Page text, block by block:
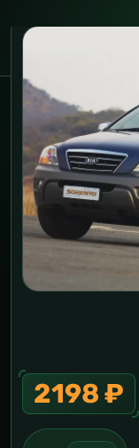
2198 ₽